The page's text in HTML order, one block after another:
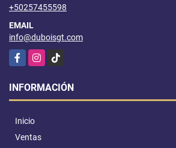
+50257455598
EMAIL
info@duboisgt.com
FacebookInstagram
TikTok
INFORMACIÓN
Inicio
Ventas